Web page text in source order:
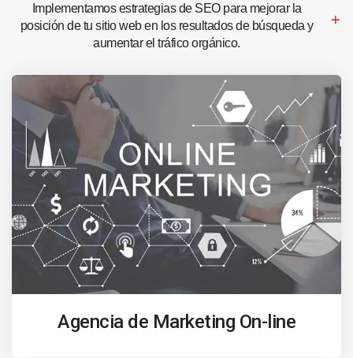
Implementamos estrategias de SEO para mejorar la
posición de tu sitio web en los resultados de búsqueda y
aumentar el tráfico orgánico.
Agencia de Marketing On-line